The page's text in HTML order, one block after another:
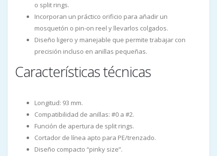
o split rings.
Incorporan un práctico orificio para añadir un
mosquetón o pin-on reel y llevarlos colgados.
Diseño ligero y manejable que permite trabajar con
precisión incluso en anillas pequeñas.
Características técnicas
Longitud: 93 mm.
Compatibilidad de anillas: #0 a #2.
Función de apertura de split rings.
Cortador de línea apto para PE/trenzado.
Diseño compacto “pinky size”.